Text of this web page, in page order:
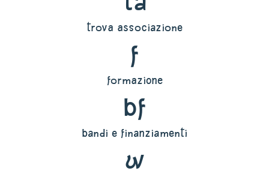
trova associazione
f
formazione
bf
bandi e finanziamenti
w